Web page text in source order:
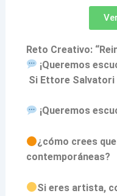
Reto Creativo:
¡Queremos
Si Ettore Salvatori
¡Queremos
¿cómo crees
contemporáneas?
Si eres artista,